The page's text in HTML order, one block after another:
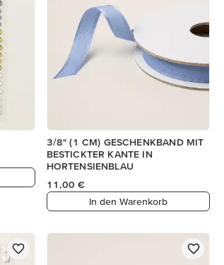
3/8" (1 CM) GESCHENKBAND MIT
BESTICKTER KANTE IN
HORTENSIENBLAU
11,00 €
In den Warenkorb